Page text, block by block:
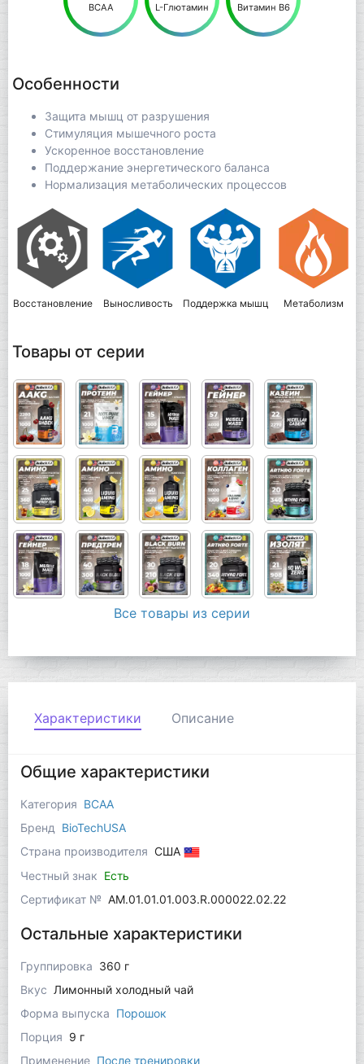
BCAA L-Глютамин Витамин В6
Особенности
Защита мышц от разрушения
Стимуляция мышечного роста
Ускоренное восстановление
Поддержание энергетического баланса
Нормализация метаболических процессов
Восстановление Выносливость Поддержка мышц Метаболизм
Товары от серии
Все товары из серии
Характеристики Описание
Общие характеристики
Категория BCAA
Бренд
BioTechUSA
Страна производителя США
Честный знак Есть
Сертификат № AM.01.01.01.003.R.000022.02.22
Остальные характеристики
Группировка 360 г
Вкус Лимонный холодный чай
Форма выпуска Порошок
Порция 9 г
Применение После тренировки